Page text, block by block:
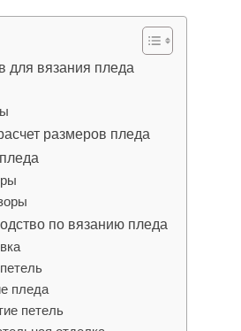
для вязания пледа
размеров пледа
по вязанию пледа
пледа
петель